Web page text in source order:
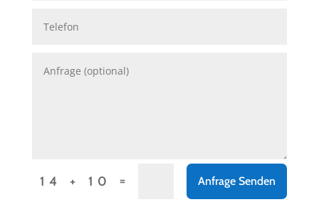
14 + 10 = Anfrage Senden